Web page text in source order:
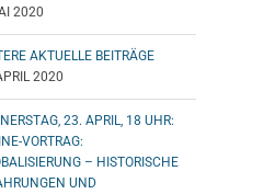
2020
AKTUELLE BEITRÄGE
2020
23. APRIL, 18 UHR:
VORTRAG:
– HISTORISCHE
UND